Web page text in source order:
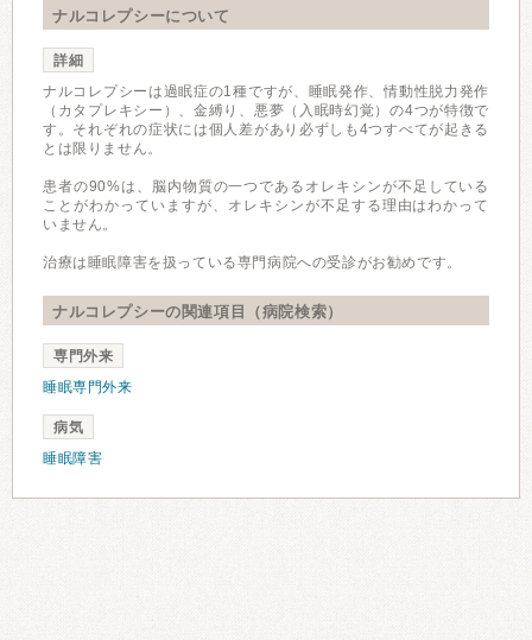
ナルコレプシーについて
詳細
ナルコレプシーは過眠症の1種ですが、睡眠発作、情動性脱力発作
（カタプレキシー）、金縛り、悪夢（入眠時幻覚）の4つが特徴で
す。それぞれの症状には個人差があり必ずしも4つすべてが起きる
とは限りません。
患者の90%は、脳内物質の一つであるオレキシンが不足している
ことがわかっていますが、オレキシンが不足する理由はわかって
いません。
治療は睡眠障害を扱っている専門病院への受診がお勧めです。
ナルコレプシーの関連項目（病院検索）
専門外来
睡眠専門外来
病気
睡眠障害